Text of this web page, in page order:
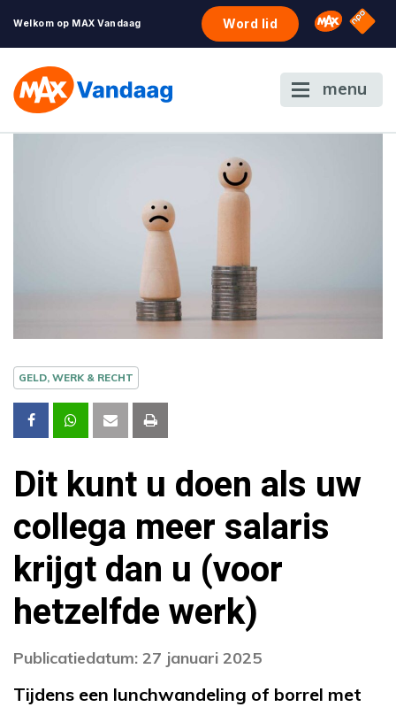
Welkom op MAX Vandaag Word lid Omroep
NPO
menu
GELD, WERK & RECHT
Dit kunt u doen als uw
collega meer salaris
krijgt dan u (voor
hetzelfde werk)
Publicatiedatum: 27 januari 2025
Tijdens een lunchwandeling of borrel met